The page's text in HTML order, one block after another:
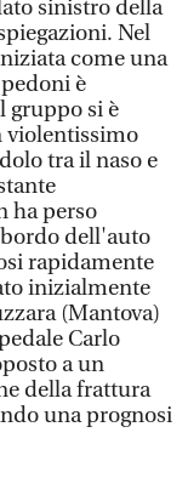
sinistro della
Nel
come una
è
gruppo si è
violentissimo
tra il naso e
ha perso
bordo dell'auto
rapidamente
inizialmente
(Mantova)
Carlo
a un
della frattura
una prognosi